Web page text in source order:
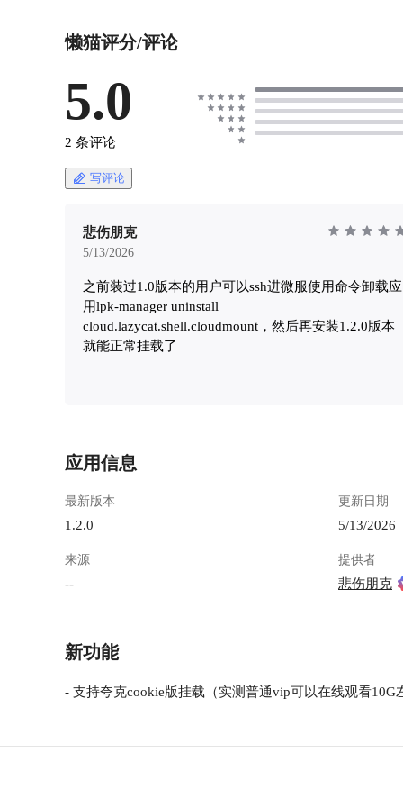
懒猫评分/评论
5.0
2 条评论
写评论
悲伤朋克
5/13/2026
之前装过1.0版本的用户可以ssh进微服使用命令卸载应
用lpk-manager uninstall
cloud.lazycat.shell.cloudmount，然后再安装1.2.0版本
就能正常挂载了
应用信息
最新版本
1.2.0
更新日期
5/13/2026
来源
--
提供者
悲伤朋克
新功能
- 支持夸克cookie版挂载（实测普通vip可以在线观看10G